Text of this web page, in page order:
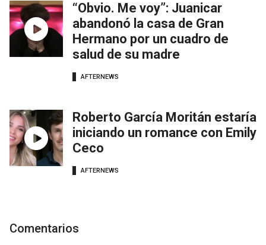
“Obvio. Me voy”: Juanicar
abandonó la casa de Gran
Hermano por un cuadro de
salud de su madre
AFTERNEWS
Roberto García Moritán estaría
iniciando un romance con Emily
Ceco
AFTERNEWS
Comentarios